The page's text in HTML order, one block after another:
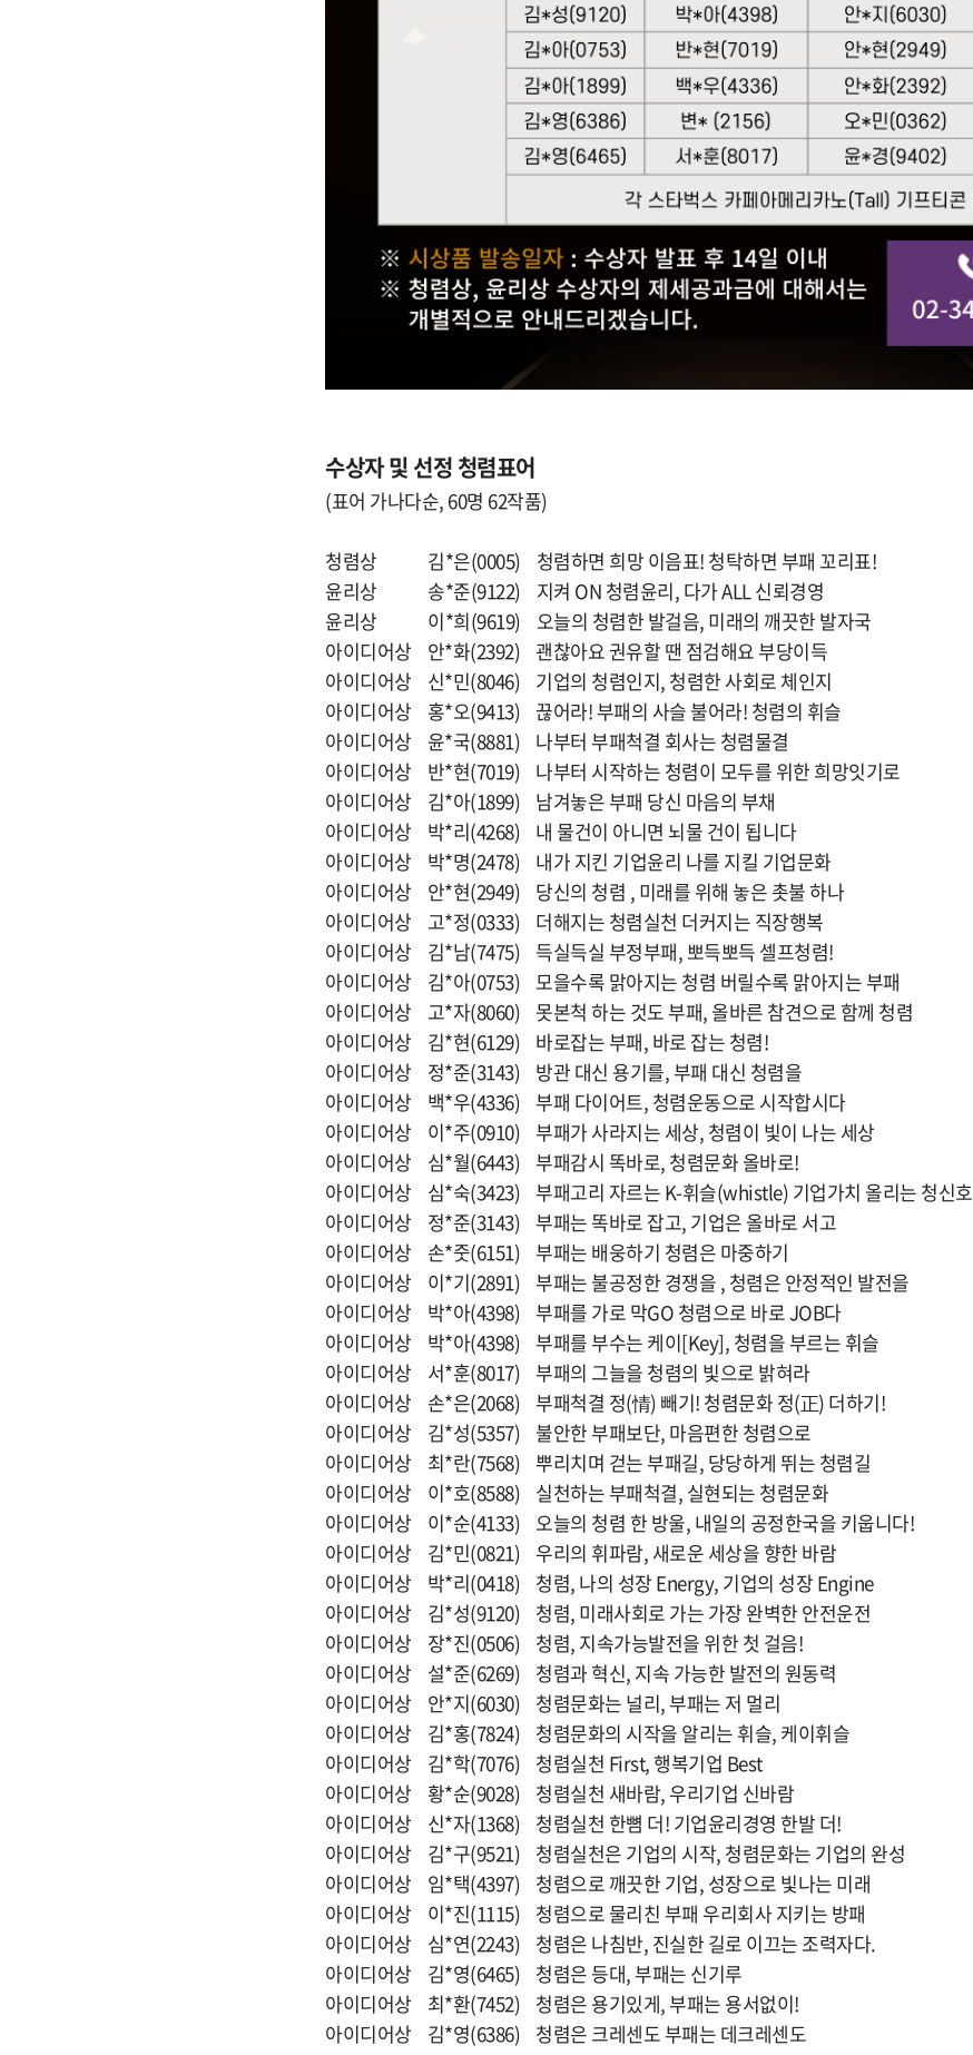
수상자 및 선정 청렴표어
(표어 가나다순, 60명 62작품)
청렴상 김*은(0005) 청렴하면 희망 이음표! 청탁하면 부패 꼬리표!
윤리상 송*준(9122) 지켜 ON 청렴윤리, 다가 ALL 신뢰경영
윤리상 이*희(9619) 오늘의 청렴한 발걸음, 미래의 깨끗한 발자국
아이디어상 안*화(2392) 괜찮아요 권유할 땐 점검해요 부당이득
아이디어상 신*민(8046) 기업의 청렴인지, 청렴한 사회로 체인지
아이디어상 홍*오(9413) 끊어라! 부패의 사슬 불어라! 청렴의 휘슬
아이디어상 윤*국(8881) 나부터 부패척결 회사는 청렴물결
아이디어상 반*현(7019) 나부터 시작하는 청렴이 모두를 위한 희망잇기로
아이디어상 김*아(1899) 남겨놓은 부패 당신 마음의 부채
아이디어상 박*리(4268) 내 물건이 아니면 뇌물 건이 됩니다
아이디어상 박*명(2478) 내가 지킨 기업윤리 나를 지킬 기업문화
아이디어상 안*현(2949) 당신의 청렴 , 미래를 위해 놓은 촛불 하나
아이디어상 고*정(0333) 더해지는 청렴실천 더커지는 직장행복
아이디어상 김*남(7475) 득실득실 부정부패, 뽀득뽀득 셀프청렴!
아이디어상 김*아(0753) 모을수록 맑아지는 청렴 버릴수록 맑아지는 부패
아이디어상 고*자(8060) 못본척 하는 것도 부패, 올바른 참견으로 함께 청렴
아이디어상 김*현(6129) 바로잡는 부패, 바로 잡는 청렴!
아이디어상 정*준(3143) 방관 대신 용기를, 부패 대신 청렴을
아이디어상 백*우(4336) 부패 다이어트, 청렴운동으로 시작합시다
아이디어상 이*주(0910) 부패가 사라지는 세상, 청렴이 빛이 나는 세상
아이디어상 심*월(6443) 부패감시 똑바로, 청렴문화 올바로!
아이디어상 심*숙(3423) 부패고리 자르는 K-휘슬(whistle) 기업가치 올리는 청신호
아이디어상 정*준(3143) 부패는 똑바로 잡고, 기업은 올바로 서고
아이디어상 손*줏(6151) 부패는 배웅하기 청렴은 마중하기
아이디어상 이*기(2891) 부패는 불공정한 경쟁을 , 청렴은 안정적인 발전을
아이디어상 박*아(4398) 부패를 가로 막GO 청렴으로 바로 JOB다
아이디어상 박*아(4398) 부패를 부수는 케이[Key], 청렴을 부르는 휘슬
아이디어상 서*훈(8017) 부패의 그늘을 청렴의 빛으로 밝혀라
아이디어상 손*은(2068) 부패척결 정(情) 빼기! 청렴문화 정(正) 더하기!
아이디어상 김*성(5357) 불안한 부패보단, 마음편한 청렴으로
아이디어상 최*란(7568) 뿌리치며 걷는 부패길, 당당하게 뛰는 청렴길
아이디어상 이*호(8588) 실천하는 부패척결, 실현되는 청렴문화
아이디어상 이*순(4133) 오늘의 청렴 한 방울, 내일의 공정한국을 키웁니다!
아이디어상 김*민(0821) 우리의 휘파람, 새로운 세상을 향한 바람
아이디어상 박*리(0418) 청렴, 나의 성장 Energy, 기업의 성장 Engine
아이디어상 김*성(9120) 청렴, 미래사회로 가는 가장 완벽한 안전운전
아이디어상 장*진(0506) 청렴, 지속가능발전을 위한 첫 걸음!
아이디어상 설*준(6269) 청렴과 혁신, 지속 가능한 발전의 원동력
아이디어상 안*지(6030) 청렴문화는 널리, 부패는 저 멀리
아이디어상 김*홍(7824) 청렴문화의 시작을 알리는 휘슬, 케이휘슬
아이디어상 김*학(7076) 청렴실천 First, 행복기업 Best
아이디어상 황*순(9028) 청렴실천 새바람, 우리기업 신바람
아이디어상 신*자(1368) 청렴실천 한뼘 더! 기업윤리경영 한발 더!
아이디어상 김*구(9521) 청렴실천은 기업의 시작, 청렴문화는 기업의 완성
아이디어상 임*택(4397) 청렴으로 깨끗한 기업, 성장으로 빛나는 미래
아이디어상 이*진(1115) 청렴으로 물리친 부패 우리회사 지키는 방패
아이디어상 심*연(2243) 청렴은 나침반, 진실한 길로 이끄는 조력자다.
아이디어상 김*영(6465) 청렴은 등대, 부패는 신기루
아이디어상 최*환(7452) 청렴은 용기있게, 부패는 용서없이!
아이디어상 김*영(6386) 청렴은 크레센도 부패는 데크레센도